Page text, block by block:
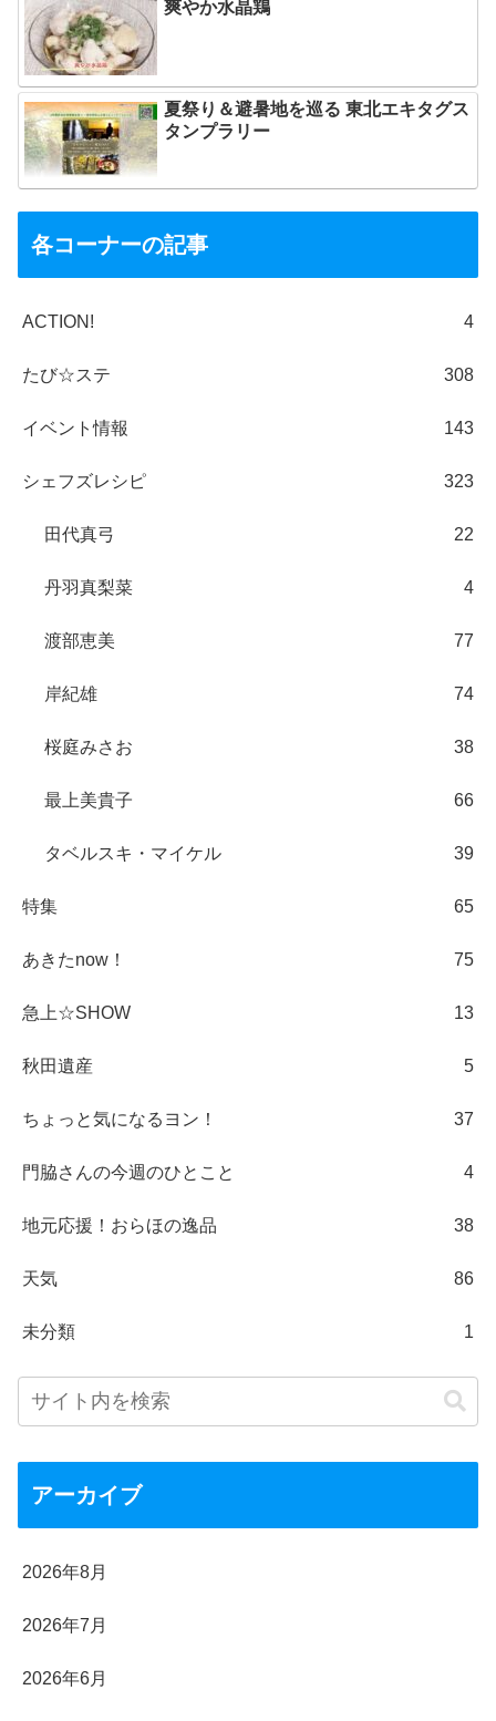
爽やか水晶鶏
夏祭り＆避暑地を巡る 東北エキタグス
タンプラリー
各コーナーの記事
ACTION! 4
たび☆ステ 308
イベント情報 143
シェフズレシピ 323
田代真弓 22
丹羽真梨菜 4
渡部恵美 77
岸紀雄 74
桜庭みさお 38
最上美貴子 66
タベルスキ・マイケル 39
特集 65
あきたnow！ 75
急上☆SHOW 13
秋田遺産 5
ちょっと気になるヨン！ 37
門脇さんの今週のひとこと 4
地元応援！おらほの逸品 38
天気 86
未分類 1
アーカイブ
2026年8月
2026年7月
2026年6月